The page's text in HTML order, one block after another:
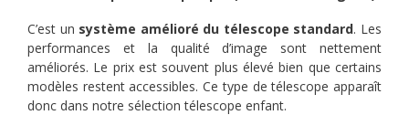
C’est un système amélioré du télescope standard. Les
performances et la qualité d’image sont nettement
améliorés. Le prix est souvent plus élevé bien que certains
modèles restent accessibles. Ce type de télescope apparaît
donc dans notre sélection télescope enfant.